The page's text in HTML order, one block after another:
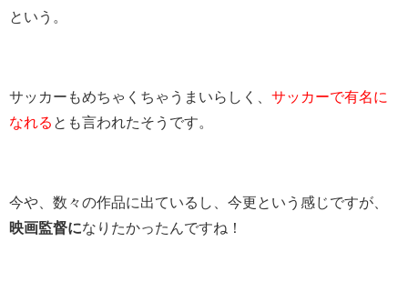
という。
サッカーもめちゃくちゃうまいらしく、 サッカーで有名に
なれる とも言われたそうです。
今や、数々の作品に出ているし、今更という感じですが、
映画監督になりたかったんですね！